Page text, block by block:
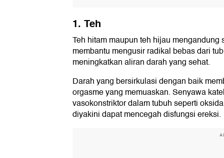
1. Teh
Teh hitam maupun teh hijau
membantu mengusir radikal bebas dari
meningkatkan aliran darah yang sehat.
Darah yang bersirkulasi dengan baik
orgasme yang memuaskan. Senyawa
vasokonstriktor dalam tubuh seperti
diyakini dapat mencegah disfungsi ereksi.